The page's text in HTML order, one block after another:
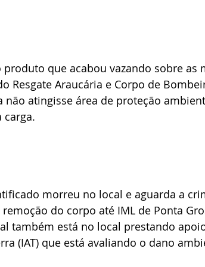
que acabou vazando sobre as
Resgate Araucária e Corpo de
não atingisse área de proteção
carga.
morreu no local e aguarda a
do corpo até IML de Ponta
também está no local prestando
(IAT) que está avaliando o dano